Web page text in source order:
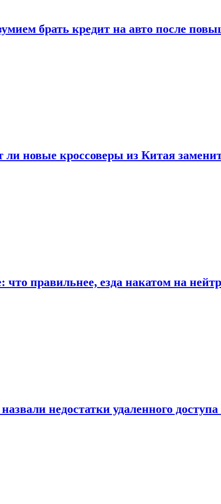
брать кредит на авто после
ли новые кроссоверы из Китая
правильнее, езда накатом на
недостатки удаленного